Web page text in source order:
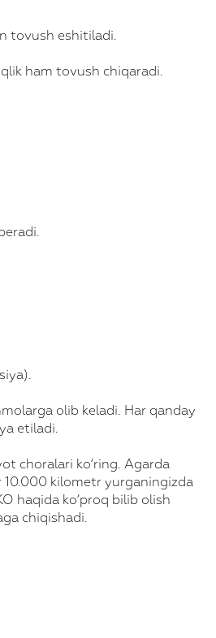
tovush eshitiladi.
ham tovush chiqaradi.
olib keladi. Har qanday
etiladi.
choralari ko‘ring. Agarda
10.000 kilometr yurganingizda
haqida ko‘proq bilib olish
chiqishadi.